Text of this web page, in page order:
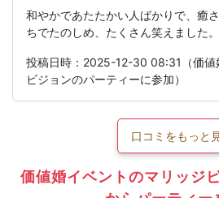
和やかであたたかい人ばかりで、癒
ちでたのしめ、たくさん笑えました。
投稿日時：2025-12-30 08:31（価値
ビジョンのパーティーに参加）
口コミをもっと
価値婚イベントのマリッジ